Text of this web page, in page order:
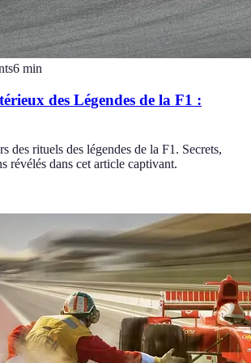
6 min
des Légendes de la F1 :
des rituels des légendes de la F1. Secrets,
révélés dans cet article captivant.